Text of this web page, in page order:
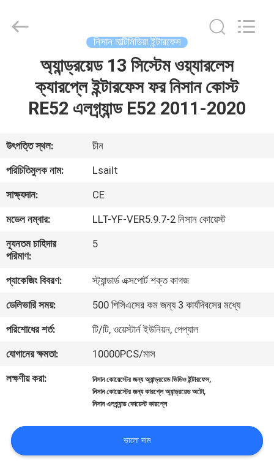
ভিডিও
সম্পর্কে
কারখানা
মান
নিয়ন্ত্রণ
যোগাযোগ
করুন
খবর
Electron
Co.,Ltd.
নিসান মাল্টিমিডিয়া ইন্টারফেস
অ্যান্ড্রয়েড 13 সিস্টেম ওয়্যারলেস
ক্যারপ্লে ইন্টারফেস ফর নিসান কোস্ট
RE52 এলগ্র্যান্ড E52 2011-2020
উৎপত্তি স্থল:
চীন
পরিচিতিমুলক নাম:
Lsailt
সাক্ষ্যদান:
CE
মডেল নম্বার:
LLT-YF-VER5.9.7-2 নিসান কোয়েস্ট
ন্যূনতম চাহিদার
পরিমাণ:
5
প্যাকেজিং বিবরণ:
স্ট্যান্ডার্ড এক্সপোর্ট শক্ত কাগজ
ডেলিভারি সময়:
500 পিসিএসের কম জন্য 3 কার্যদিবসের মধ্যে
পরিশোধের শর্ত:
টি/টি, ওয়েস্টার্ন ইউনিয়ন, পেপ্যাল
যোগানের ক্ষমতা:
10000PCS/মাস
লক্ষণীয় করা:
নিসান কোয়েস্টের জন্য অ্যান্ড্রয়েড ভিডিও ইন্টারফেস,
নিসান কোয়েস্টের জন্য কারপ্লে অ্যান্ড্রয়েড অটো,
নিসান এলগ্র্যান্ড কোয়েস্ট কারপ্লে
ভালো দাম